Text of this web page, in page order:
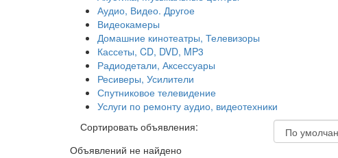
Аудио, Видео. Другое
Видеокамеры
Домашние кинотеатры, Телевизоры
Кассеты, CD, DVD, MP3
Радиодетали, Аксессуары
Ресиверы, Усилители
Спутниковое телевидение
Услуги по ремонту аудио, видеотехники
Сортировать объявления:
Объявлений не найдено